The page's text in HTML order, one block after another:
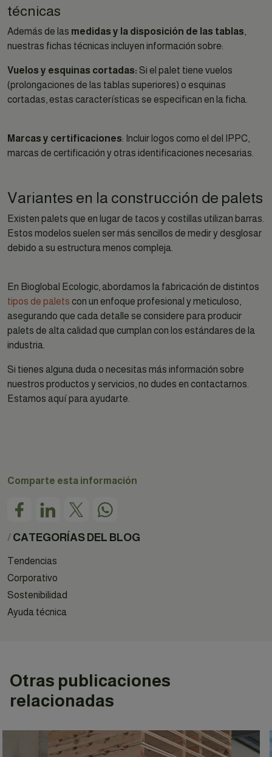
técnicas
Además de las medidas y la disposición de las tablas
nuestras fichas técnicas incluyen información sobre:
Vuelos y esquinas cortadas: Si el palet tiene vuelos
(prolongaciones de las tablas superiores) o esquinas
cortadas, estas características se especifican en la ficha.
Marcas y certificaciones: Incluir logos como el del IPPC,
marcas de certificación y otras identificaciones necesarias.
Variantes en la construcción de palets
Existen palets que en lugar de tacos y costillas utilizan barras.
Estos modelos suelen ser más sencillos de medir y desglosar
debido a su estructura menos compleja.
En Bioglobal Ecologic, abordamos la fabricación de distintos
tipos de palets con un enfoque profesional y meticuloso,
asegurando que cada detalle se considere para producir
palets de alta calidad que cumplan con los estándares de la
industria.
Si tienes alguna duda o necesitas más información sobre
nuestros productos y servicios, no dudes en contactarnos.
Estamos aquí para ayudarte.
Comparte esta información
/ CATEGORÍAS DEL BLOG
Tendencias
Corporativo
Sostenibilidad
Ayuda técnica
Otras publicaciones
relacionadas